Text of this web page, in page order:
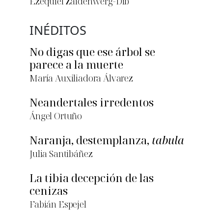
INÉDITOS
No digas que ese árbol se
parece a la muerte
María Auxiliadora Álvarez
Neandertales irredentos
Ángel Ortuño
Naranja, destemplanza, tabula
Julia Santibáñez
La tibia decepción de las
cenizas
Fabián Espejel